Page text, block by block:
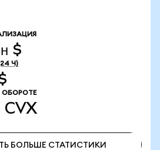
$
Ч)
CVX
БОЛЬШЕ СТАТИСТИКИ